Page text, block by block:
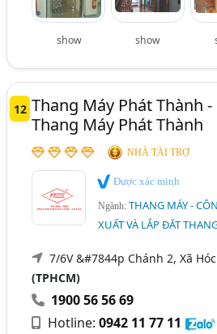
show show
12 Thang Máy Phát Thành -
Thang Máy Phát Thành
NHÀ TÀI TRỢ
Được xác minh
Ngành:THANG MÁY -
XUẤT VÀ LẮP ĐẶT
7/6V &#7844p Chánh 2, Xã
(TPHCM)
1900 56 56 69
Hotline:0942 11 77 11